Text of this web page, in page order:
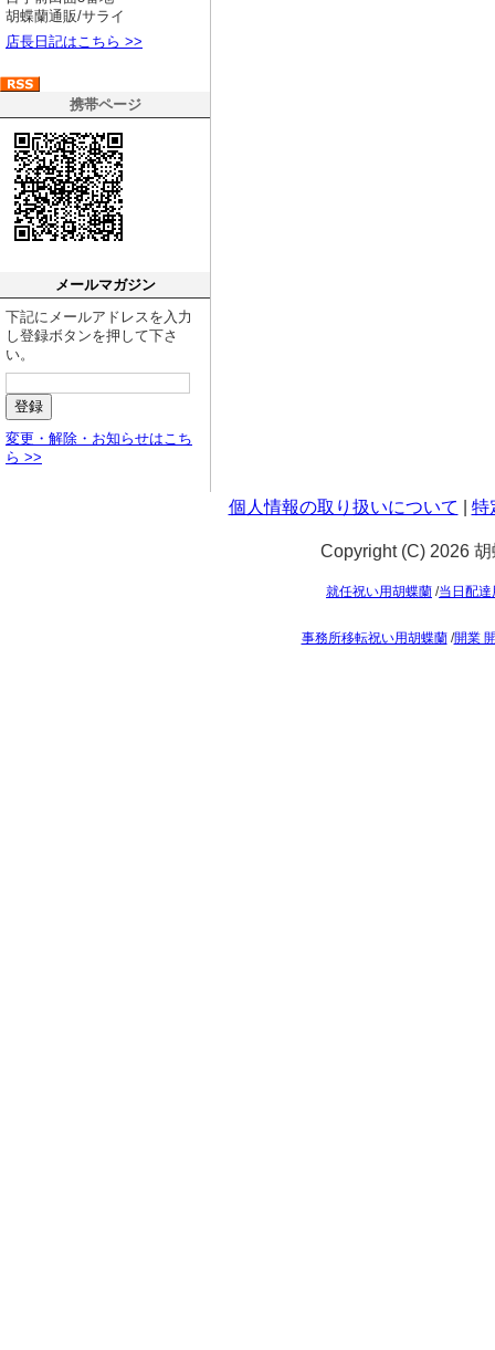
胡蝶蘭通販/サライ
店長日記はこちら >>
携帯ページ
メールマガジン
下記にメールアドレスを入力
し登録ボタンを押して下さ
い。
変更・解除・お知らせはこち
ら >>
個人情報の取り扱いについて 特
Copyright (C) 2026
就任祝い用胡蝶蘭 /当日配達
事務所移転祝い用胡蝶蘭/開業